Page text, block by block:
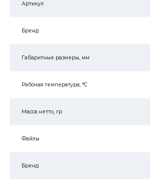
Артикул
Бренд
Габаритные размеры, мм
Рабочая температура, °C
Масса нетто, гр
Файлы
Бренд